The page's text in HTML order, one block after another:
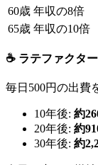
60歳 年収の8倍
65歳 年収の10倍
☕ ラテファクター
毎日500円の出費
10年後: 約
20年後: 約
30年後: 約